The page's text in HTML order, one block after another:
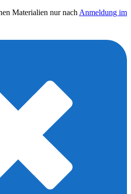
Materialien nur nach Anmeldung im